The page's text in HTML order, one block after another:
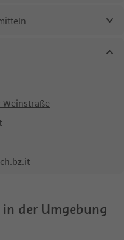
Weinstraße
der Umgebung